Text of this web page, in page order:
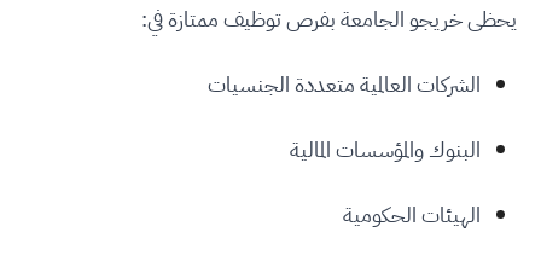
يحظى خريجو الجامعة بفرص توظيف ممتازة في:
الشركات العالمية متعددة الجنسيات
البنوك والمؤسسات المالية
الهيئات الحكومية